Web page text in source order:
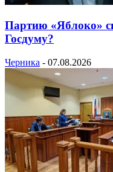
Партию «Яблоко»
Госдуму?
Черника - 07.08.2026